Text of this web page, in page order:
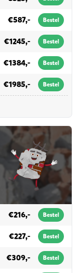
€587,- Bestel
€1245,- Bestel
€1384,- Bestel
€1985,- Bestel
€216,- Bestel
€227,- Bestel
€309,- Bestel